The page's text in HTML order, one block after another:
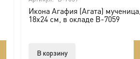
Икона Агафия (Агата) мученица,
18х24 см, в окладе B-7059
В корзину